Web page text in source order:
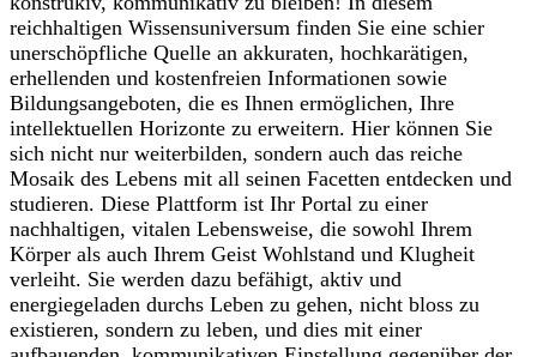
reichhaltigen Wissensuniversum finden Sie eine schier
unerschöpfliche Quelle an akkuraten, hochkarätigen,
erhellenden und kostenfreien Informationen sowie
Bildungsangeboten, die es Ihnen ermöglichen, Ihre
intellektuellen Horizonte zu erweitern. Hier können Sie
sich nicht nur weiterbilden, sondern auch das reiche
Mosaik des Lebens mit all seinen Facetten entdecken und
studieren. Diese Plattform ist Ihr Portal zu einer
nachhaltigen, vitalen Lebensweise, die sowohl Ihrem
Körper als auch Ihrem Geist Wohlstand und Klugheit
verleiht. Sie werden dazu befähigt, aktiv und
energiegeladen durchs Leben zu gehen, nicht bloss zu
existieren, sondern zu leben, und dies mit einer